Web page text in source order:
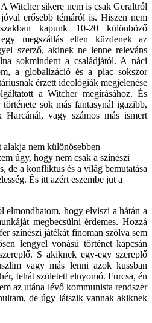
Witcher sikere nem is csak Geraltról
erősebb témáról is. Hiszen nem
kapunk 10-20 különböző
megszállás ellen küzdenek az
szerző, akinek ne lenne releváns
sokmindent a családjától. A náci
a globalizáció és a piac sokszor
érzett ideológiák megjelenése
a Witcher megírásához. És
sok más fantasynál igazibb,
vagy számos más ismert
nem különösebben
úgy, hogy nem csak a színészi
de a konfliktus és a világ bemutatása
És itt azért eszembe jut a
elmondhatom, hogy elviszi a hátán a
megbecsülni érdemes. Hozzá
színészi játékát finoman szólva sem
lengyel vonású történet kapcsán
S akiknek egy-egy szereplő
vagy más lenni azok kussban
tehát született elnyomó. Furcsa, én
az utána lévő kommunista rendszer
de úgy látszik vannak akiknek